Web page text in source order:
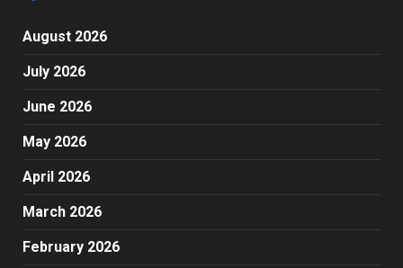
August 2026
July 2026
June 2026
May 2026
April 2026
March 2026
February 2026